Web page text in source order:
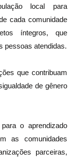
local para
cada comunidade
íntegros, que
pessoas atendidas.
que contribuam
de gênero
o aprendizado
as comunidades
parceiras,